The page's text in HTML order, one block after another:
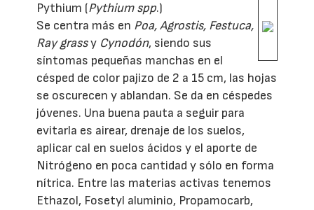
Pythium (Pythium spp.)
Se centra más en Poa, Agrostis, Festuca,
Ray grassy Cynodón, siendo sus
síntomas pequeñas manchas en el
césped de color pajizo de 2 a 15 cm, las hojas
se oscurecen y ablandan. Se da en céspedes
jóvenes. Una buena pauta a seguir para
evitarla es airear, drenaje de los suelos,
aplicar cal en suelos ácidos y el aporte de
Nitrógeno en poca cantidad y sólo en forma
nítrica. Entre las materias activas tenemos
Ethazol, Fosetyl aluminio, Propamocarb,